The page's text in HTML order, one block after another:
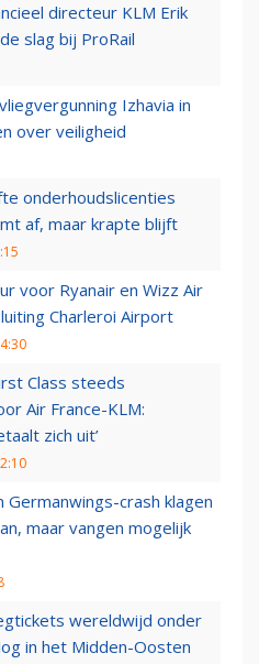
directeur KLM Erik
slag bij ProRail
Izhavia in
over veiligheid
onderhoudslicenties
af, maar krapte blijft
voor Ryanair en Wizz Air
Charleroi Airport
Class steeds
Air France-KLM:
zich uit’
Germanwings-crash klagen
maar vangen mogelijk
wereldwijd onder
in het Midden-Oosten